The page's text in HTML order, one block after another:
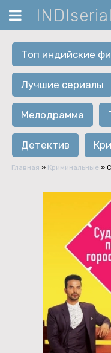
INDIserial
Топ индийские
Лучшие сериалы
Мелодрамма
Детектив
Главная » Криминальные »